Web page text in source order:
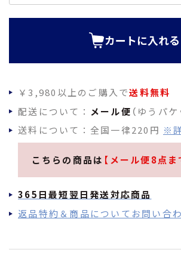
カートに入れる
￥3,980以上のご購入で送料無料
配送について： メール便 （ゆうパ
送料について：全国一律220円 ※
こちらの商品は 【メール便8点ま
365日最短翌日発送対応商品
返品特約＆商品についてお問い合